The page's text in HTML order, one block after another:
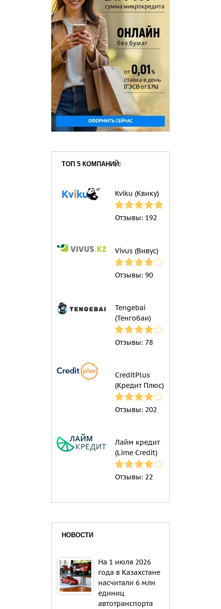
ТОП 5 КОМПАНИЙ:
Kviku (Квику)
Отзывы: 192
Vivus (Вивус)
Отзывы: 90
Tengebai
(Тенгобаи)
Отзывы: 78
CreditPlus
(Кредит Плюс)
Отзывы: 202
Лайм кредит
(Lime Credit)
Отзывы: 22
НОВОСТИ
На 1 июля 2026
года в Казахстане
насчитали 6 млн
единиц
автотранспорта